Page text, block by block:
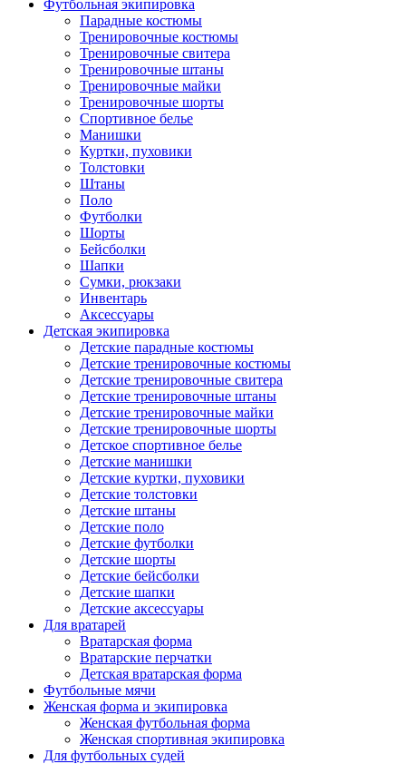
Футбольная экипировка
Парадные костюмы
Тренировочные костюмы
Тренировочные свитера
Тренировочные штаны
Тренировочные майки
Тренировочные шорты
Спортивное белье
Манишки
Куртки, пуховики
Толстовки
Штаны
Поло
Футболки
Шорты
Бейсболки
Шапки
Сумки, рюкзаки
Инвентарь
Аксессуары
Детская экипировка
Детские парадные костюмы
Детские тренировочные костюмы
Детские тренировочные свитера
Детские тренировочные штаны
Детские тренировочные майки
Детские тренировочные шорты
Детское спортивное белье
Детские манишки
Детские куртки, пуховики
Детские толстовки
Детские штаны
Детские поло
Детские футболки
Детские шорты
Детские бейсболки
Детские шапки
Детские аксессуары
Для вратарей
Вратарская форма
Вратарские перчатки
Детская вратарская форма
Футбольные мячи
Женская форма и экипировка
Женская футбольная форма
Женская спортивная экипировка
Для футбольных судей